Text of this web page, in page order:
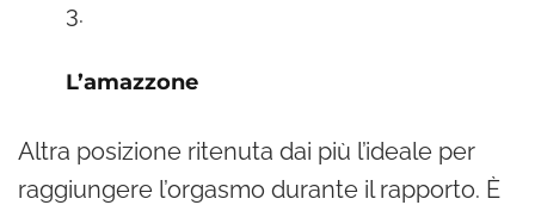
L’amazzone
Altra posizione ritenuta dai più l’ideale per
raggiungere l’orgasmo durante il rapporto. È